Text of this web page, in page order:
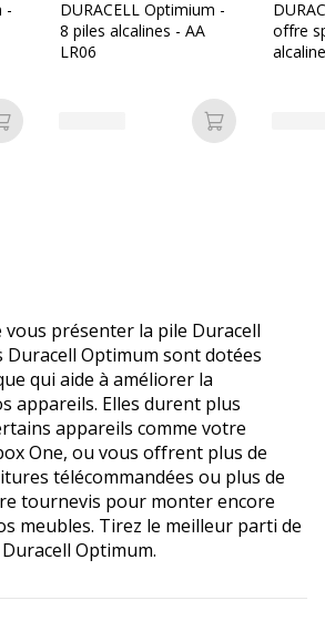
-
Ajouter au panier
DURACELL Optimium -
8 piles alcalines - AA
LR06
Ajouter au
offre
vous présenter la pile Duracell
Duracell Optimum sont dotées
qui aide à améliorer la
appareils. Elles durent plus
appareils comme votre
One, ou vous offrent plus de
télécommandées ou plus de
tournevis pour monter encore
meubles. Tirez le meilleur parti de
Optimum.